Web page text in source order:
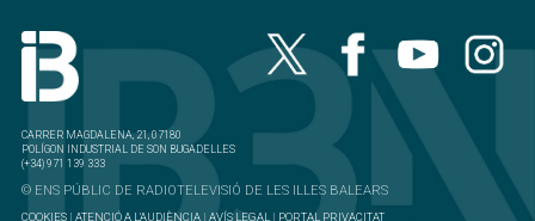
CARRER MAGDALENA, 21, 07180
POLÍGON INDUSTRIAL DE SON BUGADELLES
(+34) 971 139 333
© ENS PÚBLIC DE RADIOTELEVISIÓ DE LES ILLES BALEARS
COOKIES |ATENCIÓ A L'AUDIÈNCIA |AVÍS LEGAL | PORTAL PRIVACITAT